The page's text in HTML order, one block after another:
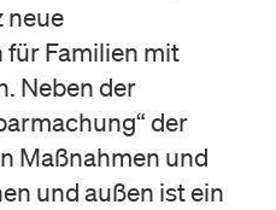
neue
Familien mit
Neben der
der
Maßnahmen und
und außen ist ein